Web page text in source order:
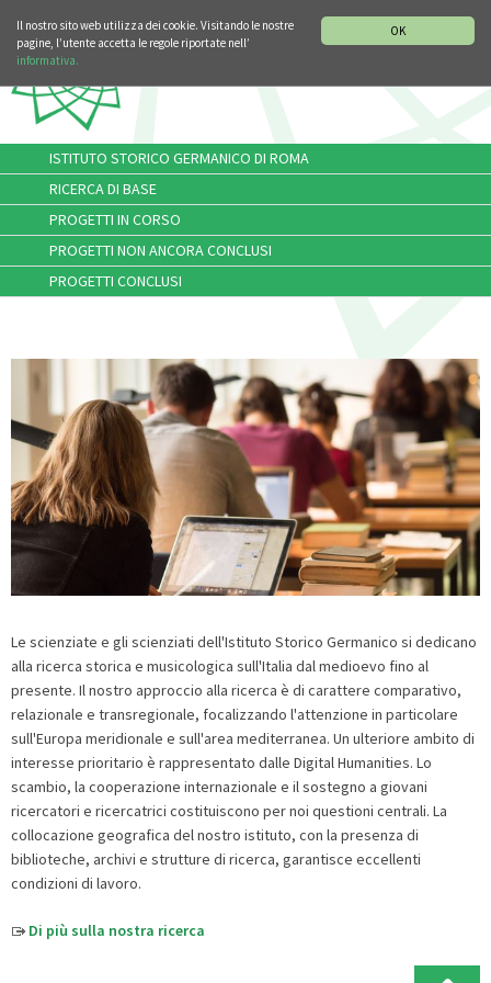
OK
Il nostro sito web utilizza dei cookie. Visitando le nostre
pagine, l’utente accetta le regole riportate nell’
informativa.
ISTITUTO STORICO GERMANICO DI ROMA
RICERCA DI BASE
PROGETTI IN CORSO
PROGETTI NON ANCORA CONCLUSI
PROGETTI CONCLUSI
Le scienziate e gli scienziati dell'Istituto Storico Germanico si dedicano
alla ricerca storica e musicologica sull'Italia dal medioevo fino al
presente. Il nostro approccio alla ricerca è di carattere comparativo,
relazionale e transregionale, focalizzando l'attenzione in particolare
sull'Europa meridionale e sull'area mediterranea. Un ulteriore ambito di
interesse prioritario è rappresentato dalle Digital Humanities. Lo
scambio, la cooperazione internazionale e il sostegno a giovani
ricercatori e ricercatrici costituiscono per noi questioni centrali. La
collocazione geografica del nostro istituto, con la presenza di
biblioteche, archivi e strutture di ricerca, garantisce eccellenti
condizioni di lavoro.
Di più sulla nostra ricerca